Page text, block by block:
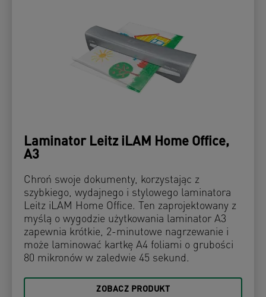
Laminator Leitz iLAM Home Office,
A3
Chroń swoje dokumenty, korzystając z
szybkiego, wydajnego i stylowego laminatora
Leitz iLAM Home Office. Ten zaprojektowany z
myślą o wygodzie użytkowania laminator A3
zapewnia krótkie, 2-minutowe nagrzewanie i
może laminować kartkę A4 foliami o grubości
80 mikronów w zaledwie 45 sekund.
ZOBACZ PRODUKT